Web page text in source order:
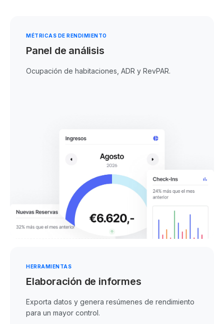
MÉTRICAS DE RENDIMIENTO
Panel de análisis
Ocupación de habitaciones, ADR y RevPAR.
HERRAMIENTAS
Elaboración de informes
Exporta datos y genera resúmenes de rendimiento
para un mayor control.